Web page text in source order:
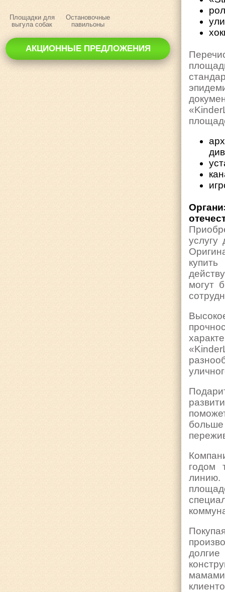
Площадки для
выгула собак
Остановочные
павильоны
АКЦИОННЫЕ ПРЕДЛОЖЕНИЯ
услугу
могут
годом